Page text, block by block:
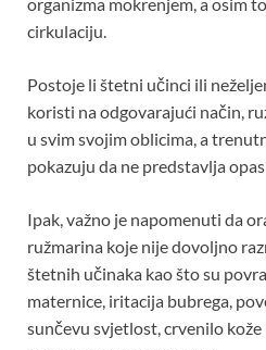
organizma mokrenjem, a osim
cirkulaciju.
Postoje li štetni učinci ili
koristi na odgovarajući način,
u svim svojim oblicima, a
pokazuju da ne predstavlja
Ipak, važno je napomenuti da
ružmarina koje nije dovoljno
štetnih učinaka kao što su
maternice, iritacija bubrega,
sunčevu svjetlost, crvenilo